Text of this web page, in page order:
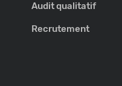
Audit qualitatif
Recrutement